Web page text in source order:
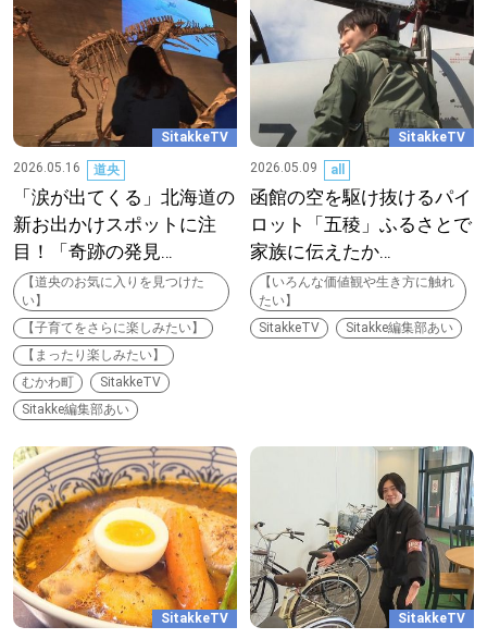
北海道で暮らす、あなたとつくる、
明日への”きっかけ”WEBマガジン
Sitakke編集部 IKU
【暮らしの知恵を身につけたい】
【まったり楽しみたい】 札幌市
【札幌のお気に入りを見つけたい】
【道央のお気に入りを見つけたい】
【道北のお気に入りを見つけたい】
【道東のお気に入りを見つけたい】
SitakkeTV
2026.05.16
道央
「涙が出てくる」北海道の
新お出かけスポットに注
目！「奇跡の発見…
【道央のお気に入りを見つけた
い】
【子育てをさらに楽しみたい】
【まったり楽しみたい】
むかわ町
SitakkeTV
Sitakke編集部あい
SitakkeTV
2026.05.09
all
函館の空を駆け抜けるパイ
ロット「五稜」ふるさとで
家族に伝えたか…
【いろんな価値観や生き方に触れ
たい】
SitakkeTV
Sitakke編集部あい
SitakkeTV
SitakkeTV